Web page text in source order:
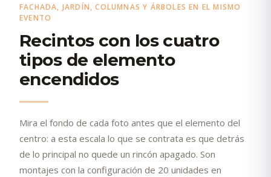
FACHADA, JARDÍN, COLUMNAS Y ÁRBOLES EN EL MISMO
EVENTO
Recintos con los cuatro
tipos de elemento
encendidos
Mira el fondo de cada foto antes que el elemento del
centro: a esta escala lo que se contrata es que detrás
de lo principal no quede un rincón apagado. Son
montajes con la configuración de 20 unidades en